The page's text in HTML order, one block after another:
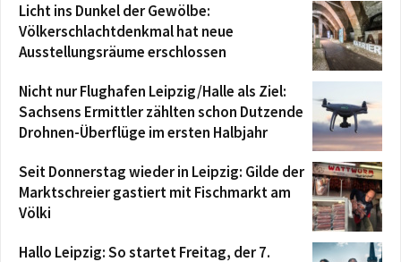
Licht ins Dunkel der Gewölbe:
Völkerschlachtdenkmal hat neue
Ausstellungsräume erschlossen
Nicht nur Flughafen Leipzig/Halle als Ziel:
Sachsens Ermittler zählten schon Dutzende
Drohnen-Überflüge im ersten Halbjahr
Seit Donnerstag wieder in Leipzig: Gilde der
Marktschreier gastiert mit Fischmarkt am
Völki
Hallo Leipzig: So startet Freitag, der 7.